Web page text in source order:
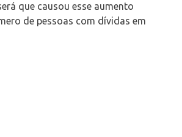
que causou esse aumento
de pessoas com dívidas em